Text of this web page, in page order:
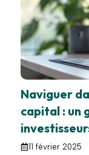
Naviguer
capital : un
11 février 2025